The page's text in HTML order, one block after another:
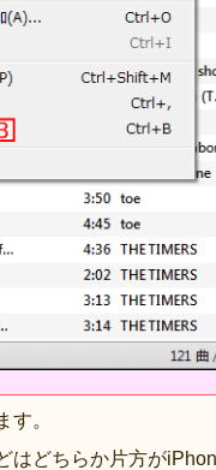
す。
はどちらか片方が